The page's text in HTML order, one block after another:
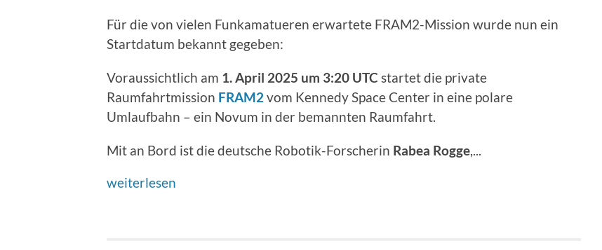
Für die von vielen Funkamatueren erwartete FRAM2-Mission wurde nun ein
Startdatum bekannt gegeben:
Voraussichtlich am 1. April 2025 um 3:20 UTC startet die private
Raumfahrtmission FRAM2 vom Kennedy Space Center in eine polare
Umlaufbahn – ein Novum in der bemannten Raumfahrt.
Mit an Bord ist die deutsche Robotik-Forscherin Rabea Rogge,...
weiterlesen